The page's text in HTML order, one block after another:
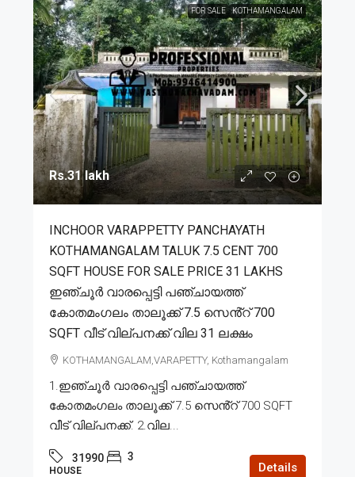
FOR SALE KOTHAMANGALAM
Rs.31 lakh
INCHOOR VARAPPETTY PANCHAYATH
KOTHAMANGALAM TALUK 7.5 CENT 700
SQFT HOUSE FOR SALE PRICE 31 LAKHS
ഇഞ്ചൂർ വാരപ്പെട്ടി പഞ്ചായത്ത്
കോതമംഗലം താലൂക്ക് 7.5 സെൻ്റ് 700
SQFT വീട് വില്പനക്ക് വില 31 ലക്ഷം
KOTHAMANGALAM,VARAPETTY, Kothamangalam
1.ഇഞ്ചൂർ വാരപ്പെട്ടി പഞ്ചായത്ത്
കോതമംഗലം താലൂക്ക് 7.5 സെൻ്റ് 700 SQFT
വീട് വില്പനക്ക്. 2.വില...
31990 3
HOUSE Details